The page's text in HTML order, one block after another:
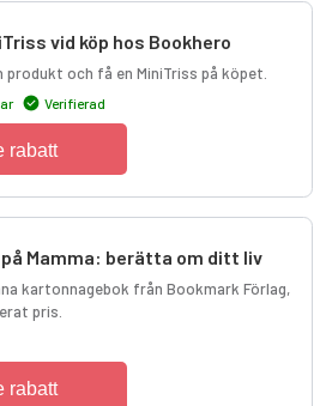
vid köp hos Bookhero
produkt och få en MiniTriss på köpet.
Verifierad
rabatt
Mamma: berätta om ditt liv
kartonnagebok från Bookmark Förlag,
pris.
rabatt